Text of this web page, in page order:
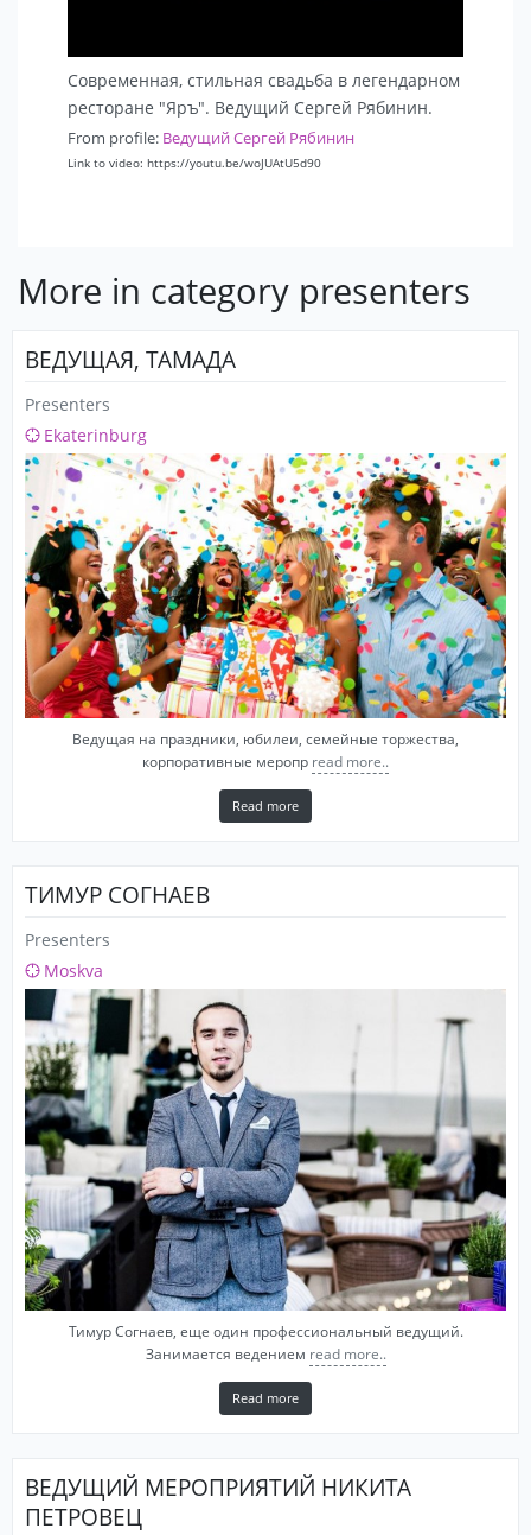
Современная, стильная свадьба в легендарном
ресторане "Яръ". Ведущий Сергей Рябинин.
From profile: Ведущий Сергей Рябинин
Link to video: https://youtu.be/woJUAtU5d90
More in category presenters
ВЕДУЩАЯ, ТАМАДА
Presenters
Ekaterinburg
Ведущая на праздники, юбилеи, семейные торжества,
корпоративные меропр read more..
Read more
ТИМУР СОГНАЕВ
Presenters
Moskva
Тимур Согнаев, еще один профессиональный ведущий.
Занимается ведением read more..
Read more
ВЕДУЩИЙ МЕРОПРИЯТИЙ НИКИТА
ПЕТРОВЕЦ